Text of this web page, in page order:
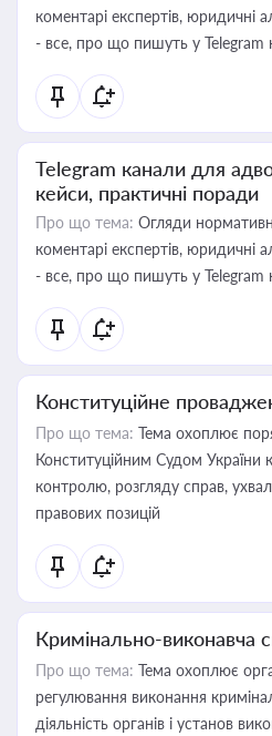
коментарі експертів, юридичні
- все, про що пишуть у Telegram
Telegram канали для
кейси, практичні поради
Про що тема: Огляди
коментарі експертів, юридичні
- все, про що пишуть у Telegram
Конституційне
Про що тема: Тема охоплює
Конституційним Судом України
контролю, розгляду справ,
правових позицій
Кримінально-виконавча
Про що тема: Тема охоплює
регулювання виконання
діяльність органів і установ